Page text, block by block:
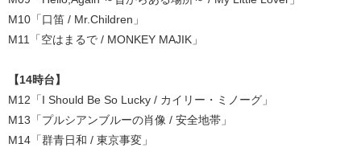
M10「口笛 / Mr.Children」
M11「空はまるで / MONKEY MAJIK」
【14時台】
M12「I Should Be So Lucky / カイリー・ミノーグ」
M13「プルシアンブルーの肖像 / 安全地帯」
M14「群青日和 / 東京事変」